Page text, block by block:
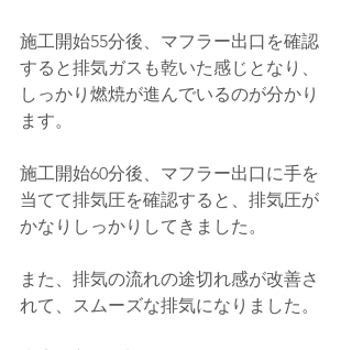
施工開始55分後、マフラー出口を確認
すると排気ガスも乾いた感じとなり、
しっかり燃焼が進んでいるのが分かり
ます。
施工開始60分後、マフラー出口に手を
当てて排気圧を確認すると、排気圧が
かなりしっかりしてきました。
また、排気の流れの途切れ感が改善さ
れて、スムーズな排気になりました。